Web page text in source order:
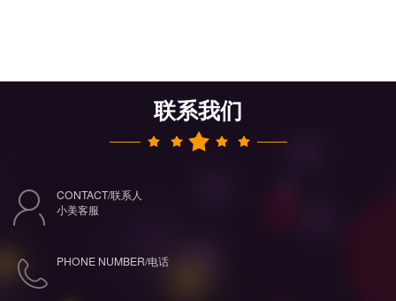
联系我们
CONTACT/联系人
小美客服
PHONE NUMBER/电话